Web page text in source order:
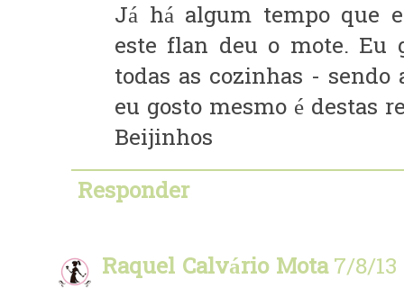
Já há algum tempo que
este flan deu o mote. Eu
todas as cozinhas -
eu gosto mesmo é destas
Beijinhos
Responder
Raquel Calvário Mota7/8/13